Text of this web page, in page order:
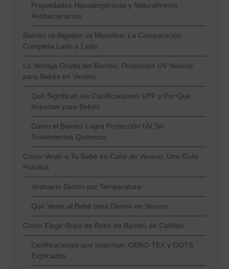
Propiedades Hipoalergénicas y Naturalmente
Antibacterianas
Bambú vs Algodón vs Muselina: La Comparación
Completa Lado a Lado
La Ventaja Oculta del Bambú: Protección UV Natural
para Bebés en Verano
Qué Significan las Clasificaciones UPF y Por Qué
Importan para Bebés
Cómo el Bambú Logra Protección UV Sin
Tratamientos Químicos
Cómo Vestir a Tu Bebé en Calor de Verano: Una Guía
Práctica
Vestuario Diurno por Temperatura
Qué Vestir al Bebé para Dormir en Verano
Cómo Elegir Ropa de Bebé de Bambú de Calidad
Certificaciones que Importan: OEKO-TEX y GOTS
Explicados